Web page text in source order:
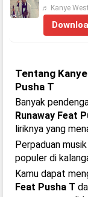
♬ Kanye
Tentang
Pusha T
Banyak
Runaway Feat
liriknya yang
Perpaduan
populer di
Kamu dapat
Feat Pusha T